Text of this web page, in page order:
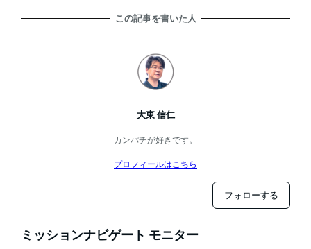
この記事を書いた人
大東 信仁
カンパチが好きです。
プロフィールはこちら
フォローする
ミッションナビゲート モニター